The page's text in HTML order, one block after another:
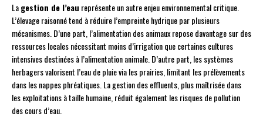
Lagestion de l’eau représente un autre enjeu environnemental critique.
L’élevage raisonné tend à réduire l’empreinte hydrique par plusieurs
mécanismes. D’une part, l’alimentation des animaux repose davantage sur des
ressources locales nécessitant moins d’irrigation que certaines cultures
intensives destinées à l’alimentation animale. D’autre part, les systèmes
herbagers valorisent l’eau de pluie via les prairies, limitant les prélèvements
dans les nappes phréatiques. La gestion des effluents, plus maîtrisée dans
les exploitations à taille humaine, réduit également les risques de pollution
des cours d’eau.